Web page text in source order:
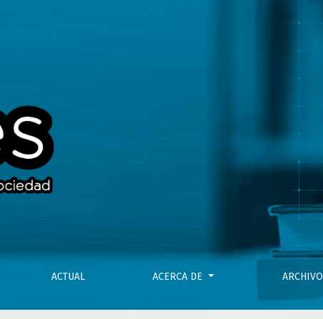
ACTUAL ACERCA DE ARCHIVO